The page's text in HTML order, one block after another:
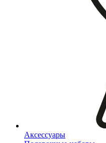
Аксессуары